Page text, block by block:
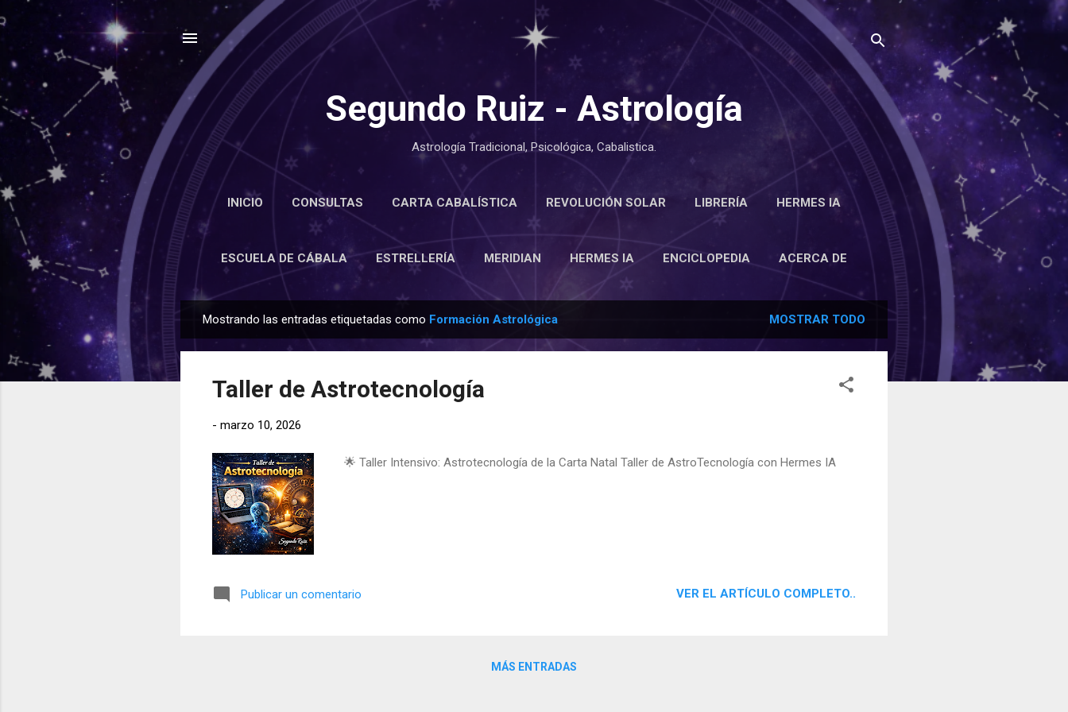
Ir al contenido principal
Segundo Ruiz - Astrología
Astrología Tradicional, Psicológica, Cabalistica.
INICIO CONSULTAS CARTA CABALÍSTICA REVOLUCIÓN SOLAR LIBRERÍA HERMES IA
ENCICLOPEDIA ESTRELLERÍA MERIDIAN MÁS…
ESCUELA DE CÁBALA
ESTRELLERÍA MERIDIAN HERMES IA ENCICLOPEDIA ACERCA DE
n
Mostrando las entradas etiquetadas como Formación Astrológica MOSTRAR TODO
Taller de Astrotecnología
- marzo 10, 2026
🌟 Taller Intensivo: Astrotecnología de la Carta Natal Taller de AstroTecnología con Hermes IA
Publicar un comentario VER EL ARTÍCULO COMPLETO..
MÁS ENTRADAS